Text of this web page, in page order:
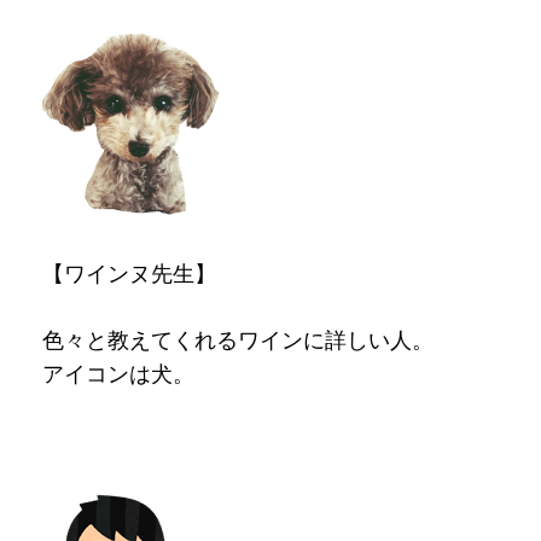
【ワインヌ先生】
色々と教えてくれるワインに詳しい人。
アイコンは犬。